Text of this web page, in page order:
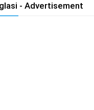
- Advertisement